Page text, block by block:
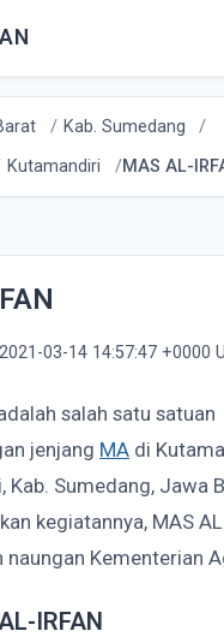
Kab. Sumedang
Kutamandiri MAS AL-
03-14 14:57:47 +0000
salah satu satuan
jenjang MA di
Kab. Sumedang, Jawa
kegiatannya, MAS
naungan Kementerian
IRFAN